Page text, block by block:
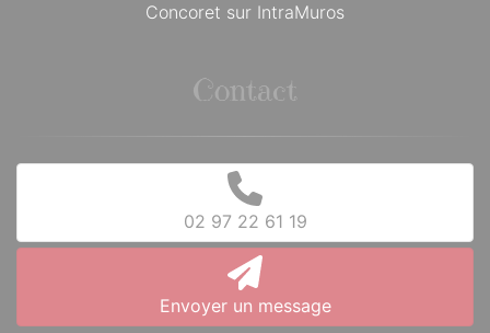
Concoret sur IntraMuros
Contact
02 97 22 61 19
Envoyer un message